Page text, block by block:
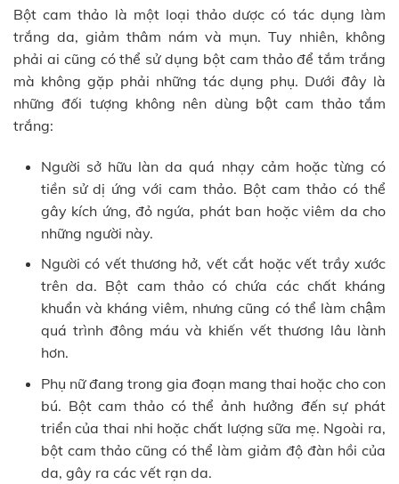
Bột cam thảo là một loại thảo dược có tác dụng làm
trắng da, giảm thâm nám và mụn. Tuy nhiên, không
phải ai cũng có thể sử dụng bột cam thảo để tắm trắng
mà không gặp phải những tác dụng phụ. Dưới đây là
những đối tượng không nên dùng bột cam thảo tắm
trắng:
Người sở hữu làn da quá nhạy cảm hoặc từng có
tiền sử dị ứng với cam thảo. Bột cam thảo có thể
gây kích ứng, đỏ ngứa, phát ban hoặc viêm da cho
những người này.
Người có vết thương hở, vết cắt hoặc vết trầy xước
trên da. Bột cam thảo có chứa các chất kháng
khuẩn và kháng viêm, nhưng cũng có thể làm chậm
quá trình đông máu và khiến vết thương lâu lành
hơn.
Phụ nữ đang trong gia đoạn mang thai hoặc cho con
bú. Bột cam thảo có thể ảnh hưởng đến sự phát
triển của thai nhi hoặc chất lượng sữa mẹ. Ngoài ra,
bột cam thảo cũng có thể làm giảm độ đàn hồi của
da, gây ra các vết rạn da.